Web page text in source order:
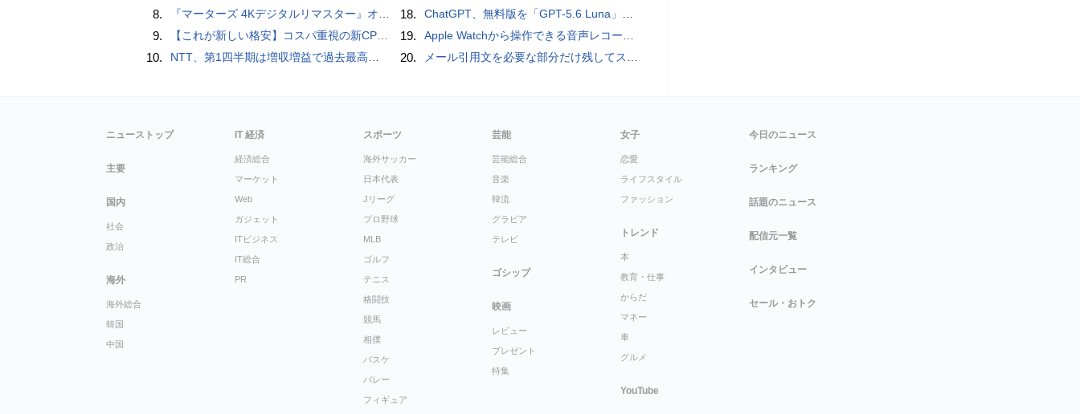
8. 『マーターズ 4Kデジタルリマスター』オールナイト上映、鬼畜な併映作品が決定 全部観たら“生還証”をプレゼント［ホラー通信］
9. 【これが新しい格安】コスパ重視の新CPUを搭載した「 Beelink EQi Wildcat Lake Core 3 304」をレビューします。なんと10G LANも搭載していますよ
10. NTT、第1四半期は増収増益で過去最高 IOWNや分散GPUの取り組みを説明
18. ChatGPT、無料版を「GPT-5.6 Luna」に刷新、チャット無制限に 有料版のSolも精度向上
19. ​Apple Watchから操作できる音声レコーダMeta Recorder、録音レベル調整も対応
20. メール引用文を必要な部分だけ残してスッキリ返信するiPhoneメールの便利技：iPhone Tips
ニューストップ
主要
国内
社会
政治
海外
海外総合
韓国
中国
IT 経済
経済総合
マーケット
Web
ガジェット
ITビジネス
IT総合
PR
スポーツ
海外サッカー
日本代表
Jリーグ
プロ野球
MLB
ゴルフ
テニス
格闘技
競馬
相撲
バスケ
バレー
フィギュア
芸能
芸能総合
音楽
韓流
グラビア
テレビ
ゴシップ
映画
レビュー
プレゼント
特集
女子
恋愛
ライフスタイル
ファッション
トレンド
本
教育・仕事
からだ
マネー
車
グルメ
YouTube
今日のニュース
ランキング
話題のニュース
配信元一覧
インタビュー
セール・おトク